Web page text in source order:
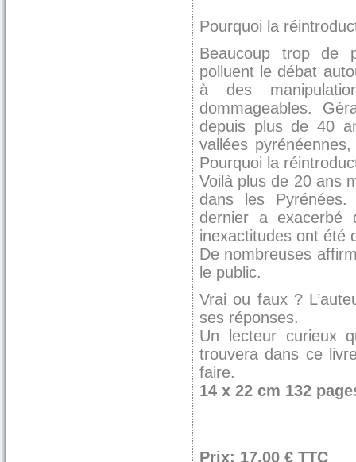
Pourquoi la
Beaucoup trop de
polluent le débat
à des
dommageables.
depuis plus de 40
vallées
Pourquoi la
Voilà plus de 20 ans
dans les Pyrénées.
dernier a exacerbé
inexactitudes ont été
De nombreuses
le public.
Vrai ou faux ?
ses réponses.
Un lecteur curieux
trouvera dans ce
faire.
14 x 22 cm 132
Prix: 17,00 € TTC